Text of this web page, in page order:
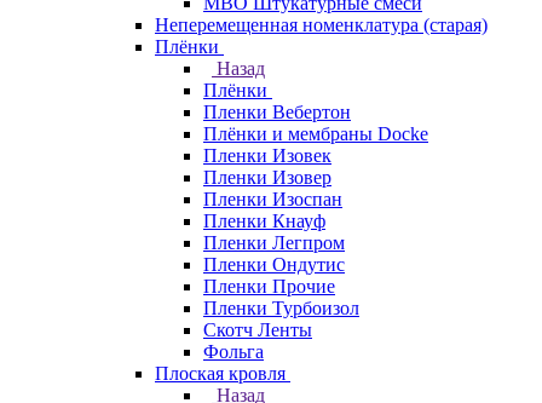
Неперемещенная номенклатура (старая)
Плёнки
Назад
Плёнки
Пленки Вебертон
Плёнки и мембраны Docke
Пленки Изовек
Пленки Изовер
Пленки Изоспан
Пленки Кнауф
Пленки Легпром
Пленки Ондутис
Пленки Прочие
Пленки Турбоизол
Скотч Ленты
Фольга
Плоская кровля
Назад